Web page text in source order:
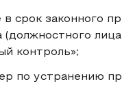
срок законного
(должностного
контроль»;
по устранению